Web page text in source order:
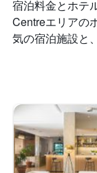
宿泊料金とホテ
Centreエリアの
気の宿泊施設と